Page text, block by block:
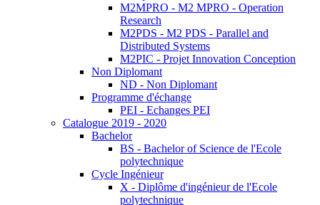
M2MPRO - M2 MPRO - Operation
Research
M2PDS - M2 PDS - Parallel and
Distributed Systems
M2PIC - Projet Innovation Conception
Non Diplomant
ND - Non Diplomant
Programme d'échange
PEI - Echanges PEI
Catalogue 2019 - 2020
Bachelor
BS - Bachelor of Science de l'Ecole
polytechnique
Cycle Ingénieur
X - Diplôme d'ingénieur de l'Ecole
polytechnique